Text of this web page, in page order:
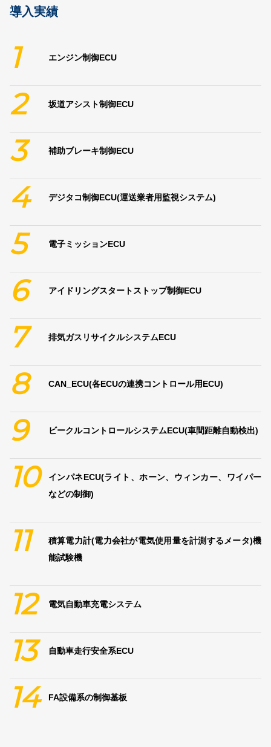
導入実績
1 エンジン制御ECU
2 坂道アシスト制御ECU
3 補助ブレーキ制御ECU
4 デジタコ制御ECU(運送業者用監視システム)
5 電子ミッションECU
6 アイドリングスタートストップ制御ECU
7 排気ガスリサイクルシステムECU
8 CAN_ECU(各ECUの連携コントロール用ECU)
9 ビークルコントロールシステムECU(車間距離自動検出)
10
インパネECU(ライト、ホーン、ウィンカー、ワイパー
などの制御)
11
積算電力計(電力会社が電気使用量を計測するメータ)機
能試験機
12 電気自動車充電システム
13 自動車走行安全系ECU
14 FA設備系の制御基板